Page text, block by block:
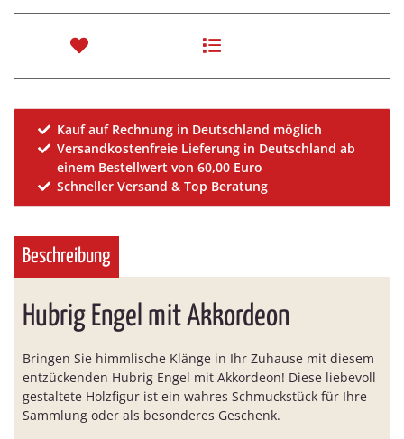
Kauf auf Rechnung in Deutschland möglich
Versandkostenfreie Lieferung in Deutschland ab
einem Bestellwert von 60,00 Euro
Schneller Versand & Top Beratung
Beschreibung
Hubrig Engel mit Akkordeon
Bringen Sie himmlische Klänge in Ihr Zuhause mit diesem
entzückenden Hubrig Engel mit Akkordeon! Diese liebevoll
gestaltete Holzfigur ist ein wahres Schmuckstück für Ihre
Sammlung oder als besonderes Geschenk.